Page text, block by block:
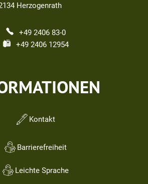
Herzogenrath
+49 2406 83-0
+49 2406 12954
Kontakt
Barrierefreiheit
Leichte Sprache